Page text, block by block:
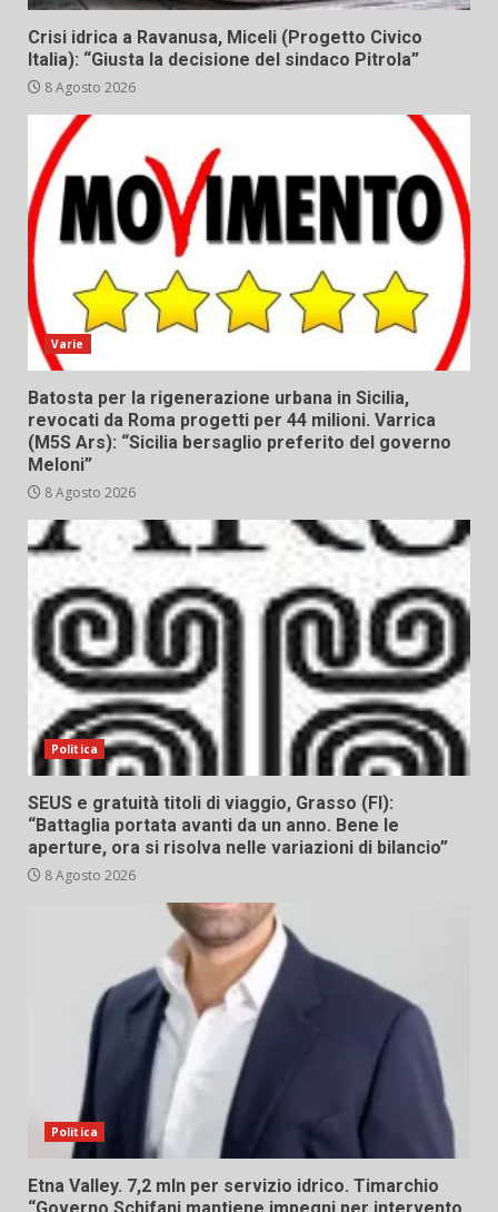
Crisi idrica a Ravanusa, Miceli (Progetto Civico
Italia): “Giusta la decisione del sindaco Pitrola”
8 Agosto 2026
Varie
Batosta per la rigenerazione urbana in Sicilia,
revocati da Roma progetti per 44 milioni. Varrica
(M5S Ars): “Sicilia bersaglio preferito del governo
Meloni”
8 Agosto 2026
Politica
SEUS e gratuità titoli di viaggio, Grasso (FI):
“Battaglia portata avanti da un anno. Bene le
aperture, ora si risolva nelle variazioni di bilancio”
8 Agosto 2026
Politica
Etna Valley. 7,2 mln per servizio idrico. Timarchio